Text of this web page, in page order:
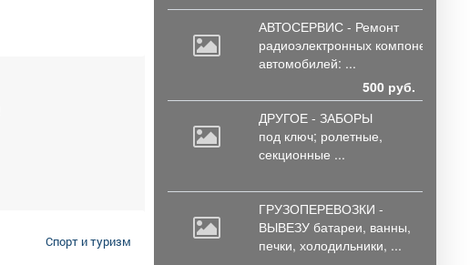
Спорт и туризм
АВТОСЕРВИС - Ремонт
радиоэлектронных компонентов
автомобилей: ...
500 руб.
ДРУГОЕ - ЗАБОРЫ
под ключ; ролетные,
секционные ...
ГРУЗОПЕРЕВОЗКИ -
ВЫВЕЗУ батареи, ванны,
печки, холодильники, ...